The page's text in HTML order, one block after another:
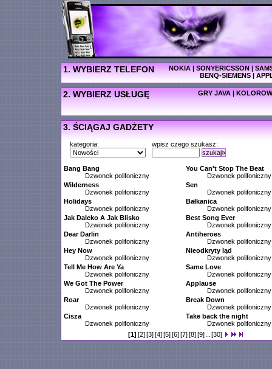
1. WYBIERZ TELEFON NOKIA|SONYERICSSON|
BENQ-SIEMENS|
2. WYBIERZ USŁUGĘ GRY JAVA |
3. ŚCIĄGAJ GADŻETY
kategoria:
wpisz czego szukasz:
szukaj»
Bang Bang
Dzwonek polifoniczny
You Can't Stop The Beat
Dzwonek polifoniczny
Wilderness
Dzwonek polifoniczny
Sen
Dzwonek polifoniczny
Holidays
Dzwonek polifoniczny
Bałkanica
Dzwonek polifoniczny
Jak Daleko A Jak Blisko
Dzwonek polifoniczny
Best Song Ever
Dzwonek polifoniczny
Dear Darlin
Dzwonek polifoniczny
Antiheroes
Dzwonek polifoniczny
Hey Now
Dzwonek polifoniczny
Nieodkryty ląd
Dzwonek polifoniczny
Tell Me How Are Ya
Dzwonek polifoniczny
Same Love
Dzwonek polifoniczny
We Got The Power
Dzwonek polifoniczny
Applause
Dzwonek polifoniczny
Roar
Dzwonek polifoniczny
Break Down
Dzwonek polifoniczny
Cisza
Dzwonek polifoniczny
Take back the night
Dzwonek polifoniczny
[1] [2] [3] [4] [5] [6] [7] [8] [9] [30]